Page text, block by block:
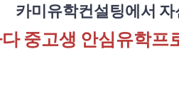
카미유학컨설팅에서
중고생 안심유학프